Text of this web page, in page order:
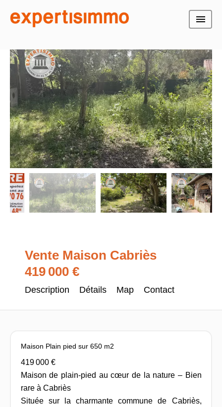
Vente Maison Cabriès
419 000 €
Description Détails Map Contact
Maison Plain pied sur 650 m2
419 000 €
Maison de plain-pied au cœur de la nature – Bien
rare à Cabriès
Située sur la charmante commune de Cabriès,